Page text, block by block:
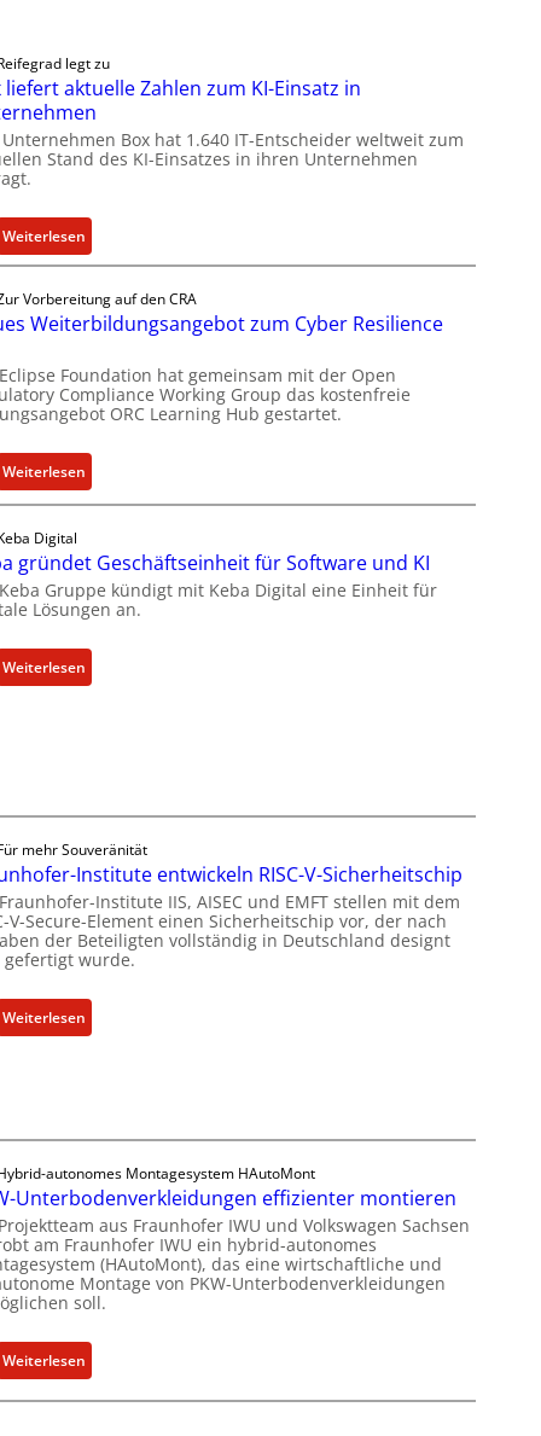
legt zu
liefert aktuelle Zahlen zum KI-Einsatz in
Unternehmen Box hat 1.640 IT-Entscheider weltweit zum
Stand des KI-Einsatzes in ihren Unternehmen
Weiterlesen:
B
x
l
e
f
t
t
u
e
l
e
e
n
z
u
m
K
I
-
E
t
z
i
n
U
n
t
n
e
Vorbereitung auf den CRA
Weiterbildungsangebot zum Cyber Resilience
Foundation hat gemeinsam mit der Open
Compliance Working Group das kostenfreie
ORC Learning Hub gestartet.
Weiterlesen:
N
e
s
W
e
i
d
u
n
g
s
n
g
u
m
C
y
b
e
R
e
s
Digital
gründet Geschäftseinheit für Software und KI
Gruppe kündigt mit Keba Digital eine Einheit für
Lösungen an.
Weiterlesen:
K
r
ü
n
d
e
t
G
e
s
t
s
e
i
n
h
e
f
ü
mehr Souveränität
Institute entwickeln RISC-V-Sicherheitschip
Institute IIS, AISEC und EMFT stellen mit dem
V-Secure-Element einen Sicherheitschip vor, der nach
der Beteiligten vollständig in Deutschland designt
wurde.
Weiterlesen:
F
n
h
o
f
e
r
-
n
s
t
autonomes Montagesystem HAutoMont
Unterbodenverkleidungen effizienter montieren
aus Fraunhofer IWU und Volkswagen Sachsen
am Fraunhofer IWU ein hybrid-autonomes
(HAutoMont), das eine wirtschaftliche und
Montage von PKW-Unterbodenverkleidungen
soll.
Weiterlesen:
P